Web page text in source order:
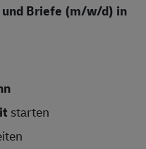
Briefe (m/w/d) in
starten